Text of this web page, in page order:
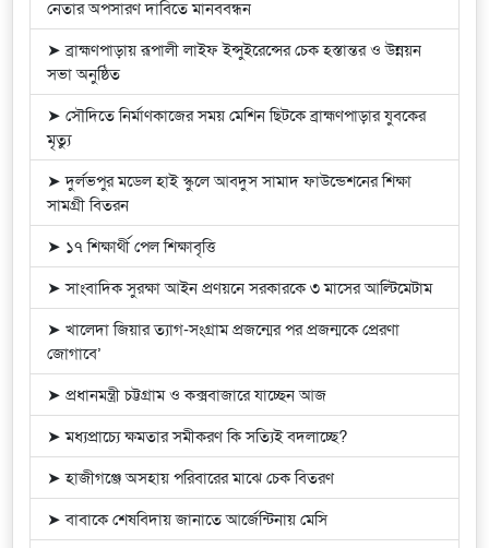
নেতার অপসারণ দাবিতে মানববন্ধন
➤ ব্রাহ্মণপাড়ায় রূপালী লাইফ ইন্সুইরেন্সের চেক হস্তান্তর ও উন্নয়ন
সভা অনুষ্ঠিত
➤ সৌদিতে নির্মাণকাজের সময় মেশিন ছিটকে ব্রাহ্মণপাড়ার যুবকের
মৃত্যু
➤ দুর্লভপুর মডেল হাই স্কুলে আবদুস সামাদ ফাউন্ডেশনের শিক্ষা
সামগ্রী বিতরন
➤ ১৭ শিক্ষার্থী পেল শিক্ষাবৃত্তি
➤ সাংবাদিক সুরক্ষা আইন প্রণয়নে সরকারকে ৩ মাসের আল্টিমেটাম
➤ খালেদা জিয়ার ত্যাগ-সংগ্রাম প্রজন্মের পর প্রজন্মকে প্রেরণা
জোগাবে’
➤ প্রধানমন্ত্রী চট্টগ্রাম ও কক্সবাজারে যাচ্ছেন আজ
➤ মধ্যপ্রাচ্যে ক্ষমতার সমীকরণ কি সত্যিই বদলাচ্ছে?
➤ হাজীগঞ্জে অসহায় পরিবারের মাঝে চেক বিতরণ
➤ বাবাকে শেষবিদায় জানাতে আর্জেন্টিনায় মেসি